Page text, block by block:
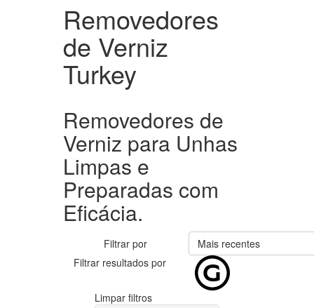
Removedores
de Verniz
Turkey
Removedores de
Verniz para Unhas
Limpas e
Preparadas com
Eficácia.
Filtrar por
Mais recentes
Filtrar resultados por
Limpar filtros